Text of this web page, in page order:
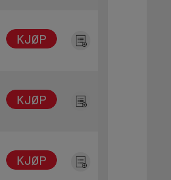
KJØP
KJØP
KJØP